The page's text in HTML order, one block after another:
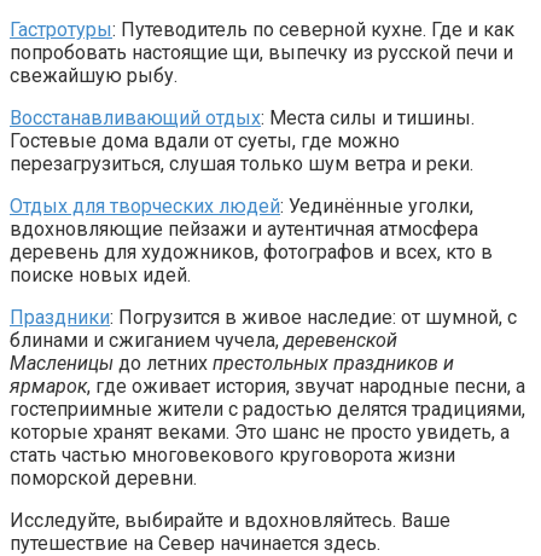
Гастротуры: Путеводитель по северной кухне. Где и как
попробовать настоящие щи, выпечку из русской печи и
свежайшую рыбу.
Восстанавливающий отдых: Места силы и тишины.
Гостевые дома вдали от суеты, где можно
перезагрузиться, слушая только шум ветра и реки.
Отдых для творческих людей: Уединённые уголки,
вдохновляющие пейзажи и аутентичная атмосфера
деревень для художников, фотографов и всех, кто в
поиске новых идей.
Праздники: Погрузится в живое наследие: от шумной, с
блинами и сжиганием чучела,деревенской
Масленицы до летних престольных праздников и
ярмарок, где оживает история, звучат народные песни, а
гостеприимные жители с радостью делятся традициями,
которые хранят веками. Это шанс не просто увидеть, а
стать частью многовекового круговорота жизни
поморской деревни.
Исследуйте, выбирайте и вдохновляйтесь. Ваше
путешествие на Север начинается здесь.